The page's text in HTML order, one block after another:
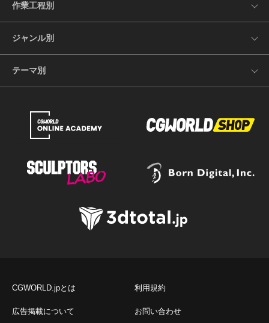
作業工程別
ジャンル別
テーマ別
CGWORLD.jpとは 利用規約
広告掲載について お問い合わせ